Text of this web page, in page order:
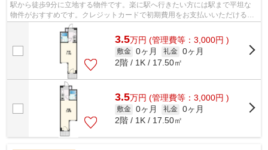
駅から徒歩9分に立地する物件です。楽に駅へ行きたい方には駅まで平坦な
物件がおすすめです。クレジットカードで初期費用をお支払いいただける物
件です。災害に対する備えを考えるなら...
3.5万円 (管理費等：3,000円 )
敷金 0ヶ月 礼金 0ヶ月
2階 / 1K / 17.50㎡
3.5万円 (管理費等：3,000円 )
敷金 0ヶ月 礼金 0ヶ月
2階 / 1K / 17.50㎡